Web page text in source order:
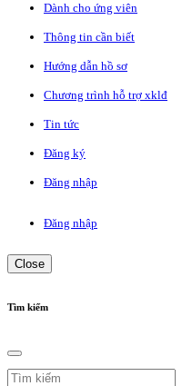
Dành cho ứng viên
Thông tin cần biết
Hướng dẫn hồ sơ
Chương trình hỗ trợ xklđ
Tin tức
Đăng ký
Đăng nhập
Đăng nhập
Close
Tìm kiếm